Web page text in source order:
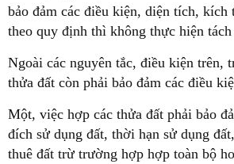
bảo đảm các điều kiện, diện tích, kích
theo quy định thì không thực hiện
Ngoài các nguyên tắc, điều kiện trên,
thửa đất còn phải bảo đảm các điều
Một, việc hợp các thửa đất phải bảo
đích sử dụng đất, thời hạn sử dụng
thuê đất trừ trường hợp hợp toàn bộ